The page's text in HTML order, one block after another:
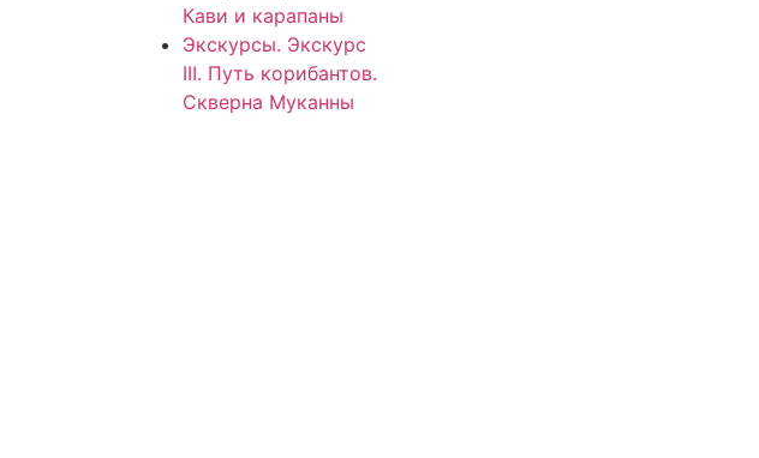
Кави и карапаны
Экскурсы. Экскурс
III. Путь корибантов.
Скверна Муканны